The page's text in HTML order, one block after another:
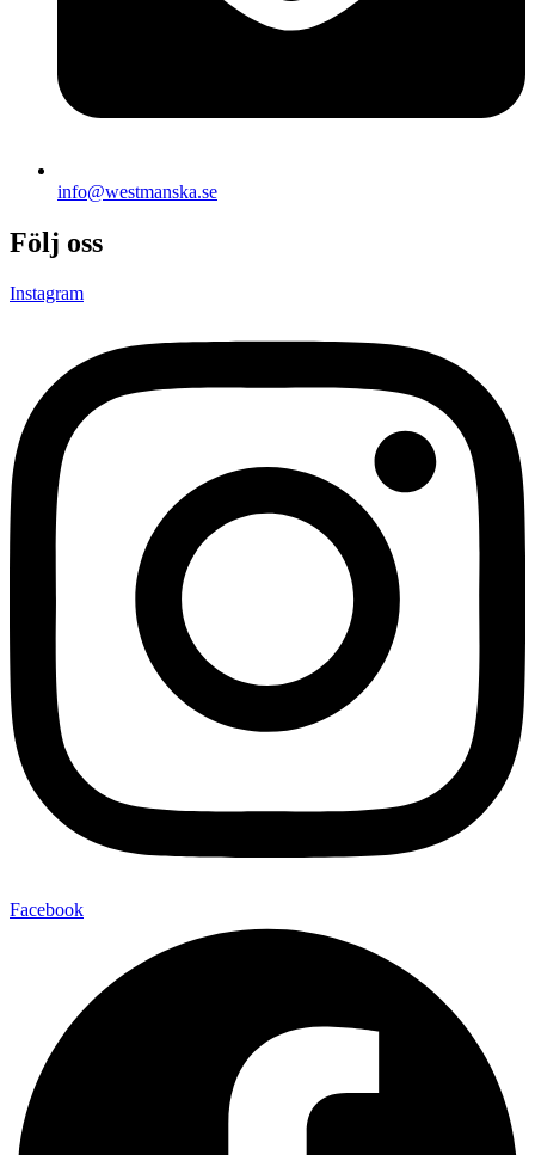
info@westmanska.se
Följ oss
Instagram
Facebook